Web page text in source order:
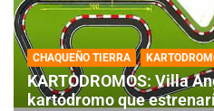
CHAQUEÑO TIERRA
KARTODROMOS: Villa
kartódromo que